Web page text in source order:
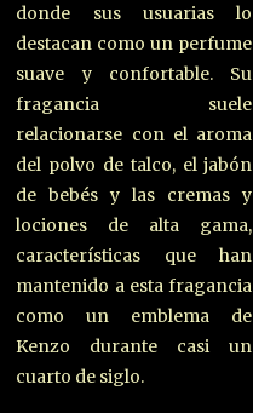
donde sus usuarias lo
destacan como un perfume
suave y confortable. Su
fragancia suele
relacionarse con el aroma
del polvo de talco, el jabón
de bebés y las cremas y
lociones de alta gama,
características que han
mantenido a esta fragancia
como un emblema de
Kenzo durante casi un
cuarto de siglo.